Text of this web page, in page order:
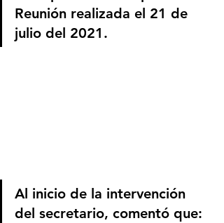
Reunión realizada el 21 de
julio del 2021.
Al inicio de la intervención
del secretario, comentó que: